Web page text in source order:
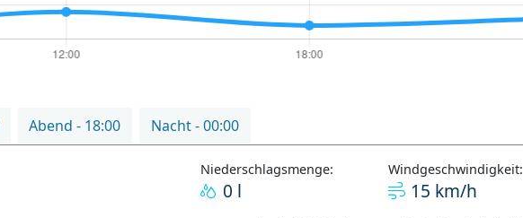
Abend - 18:00 Nacht - 00:00
Niederschlagsmenge:
0 l
Windgeschwindigkeit:
15 km/h